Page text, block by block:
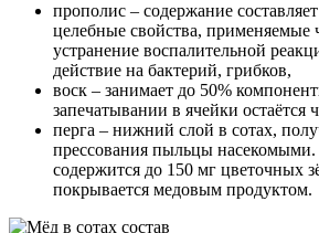
прополис – содержание
целебные свойства, применяемые
устранение воспалительной
действие на бактерий, грибков,
воск – занимает до 50%
запечатывании в ячейки остаётся
перга – нижний слой в сотах,
прессования пыльцы
содержится до 150 мг цветочных
покрывается медовым продуктом.